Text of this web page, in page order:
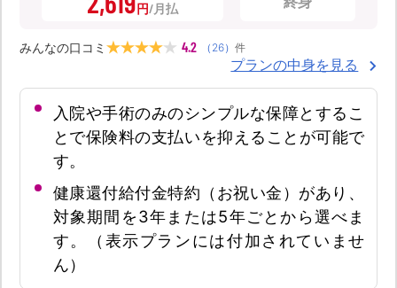
円
みんなの口コミ 4.2 （ 26） 件
プランの中身を見る
入院や手術のみのシンプルな保障とするこ
とで保険料の支払いを抑えることが可能で
す。
健康還付給付金特約（お祝い金）があり、
対象期間を3年または5年ごとから選べま
す。（表示プランには付加されていませ
ん）